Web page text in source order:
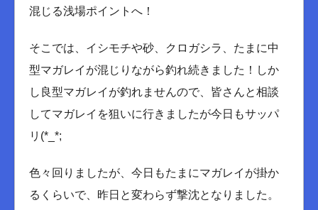
混じる浅場ポイントへ！
そこでは、イシモチや砂、クロガシラ、たまに中
型マガレイが混じりながら釣れ続きました！しか
し良型マガレイが釣れませんので、皆さんと相談
してマガレイを狙いに行きましたが今日もサッパ
リ(*_*;
色々回りましたが、今日もたまにマガレイが掛か
るくらいで、昨日と変わらず撃沈となりました。